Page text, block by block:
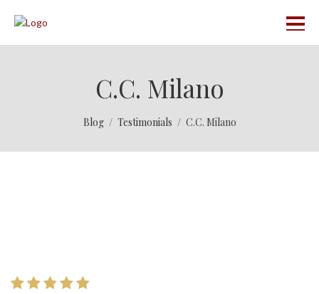
C.C. Milano
Blog Testimonials C.C. Milano